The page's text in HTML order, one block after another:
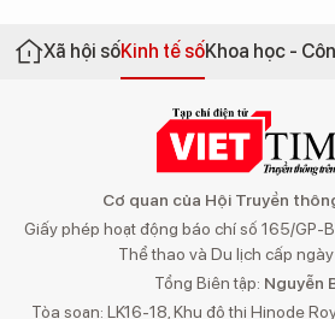
Xã hội sốKinh tế sốKhoa học -
Cơ quan của Hội Truyền
Giấy phép hoạt động báo chí số 165/GP-
Thể thao và Du lịch cấp
Tổng Biên tập: Nguyễn
Tòa soạn: LK16-18, Khu đô thị Hinode